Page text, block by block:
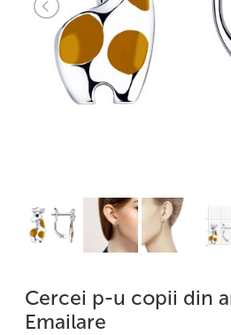
Cercei p-u copii din
Emailare